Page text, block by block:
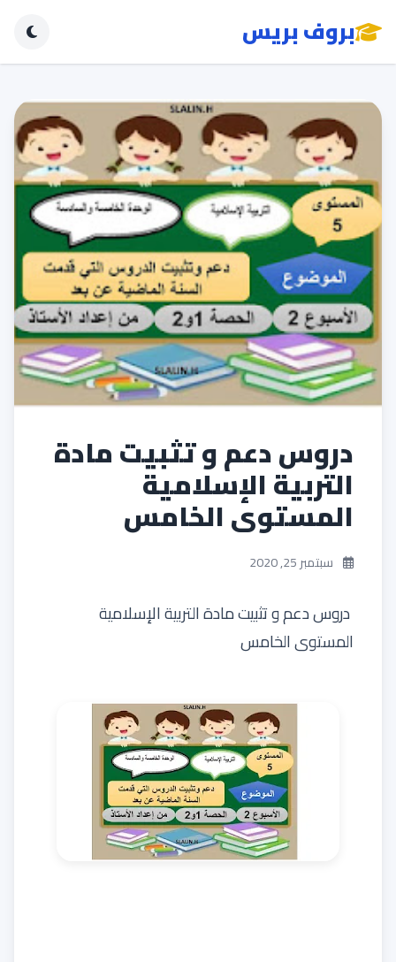
بروف بريس
دروس دعم و تثبيت مادة
التربية الإسلامية
المستوى الخامس
سبتمبر 25, 2020
دروس دعم و تثبيت مادة التربية الإسلامية
المستوى الخامس